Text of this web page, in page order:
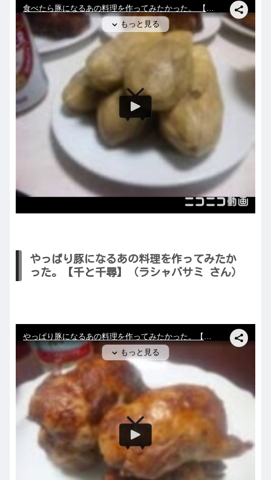
やっぱり豚になるあの料理を作ってみたか
った。【千と千尋】（ラシャバサミ さん）